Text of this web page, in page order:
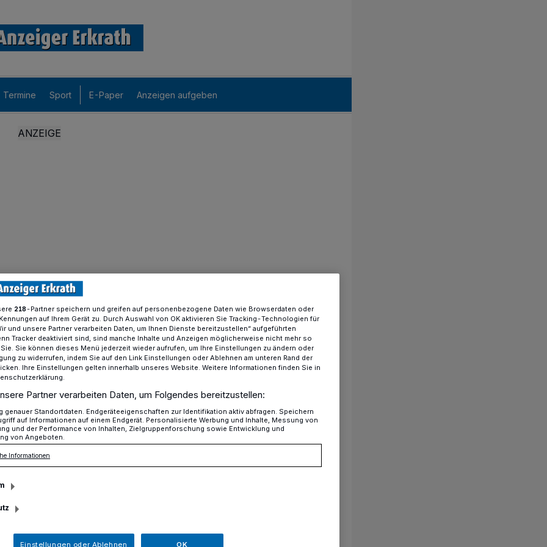
Termine Sport E-Paper Anzeigen aufgeben
im Naturschutz
beim Kreis Mettmann
Engagement
Nadia, Ylena, Zeynep und Antonia
wieder Ruhe eingekehrt ist, waren die
am Freiwilligen ökologischen Jahres
Nele, Paul, Lea und Adriano zusammen
zuletzt vor allem mit dem Aufbau
218-Partner speichern und greifen auf personenbezogene Daten wie Browserdaten oder
auf Ihrem Gerät zu. Durch Auswahl von OK aktivieren Sie Tracking-Technologien für
und unsere Partner verarbeiten Daten, um Ihnen Dienste bereitzustellen“ aufgeführten
Tracker deaktiviert sind, sind manche Inhalte und Anzeigen möglicherweise nicht mehr so
Sie können dieses Menü jederzeit wieder aufrufen, um Ihre Einstellungen zu ändern oder
zu widerrufen, indem Sie auf den Link Einstellungen oder Ablehnen am unteren Rand der
Ihre Einstellungen gelten innerhalb unseres Website. Weitere Informationen finden Sie in
Partner verarbeiten Daten, um Folgendes bereitzustellen:
genauer Standortdaten. Endgeräteeigenschaften zur Identifikation aktiv abfragen. Speichern
auf Informationen auf einem Endgerät. Personalisierte Werbung und Inhalte, Messung von
und der Performance von Inhalten, Zielgruppenforschung sowie Entwicklung und
von Angeboten.
Informationen
Einstellungen oder Ablehnen OK